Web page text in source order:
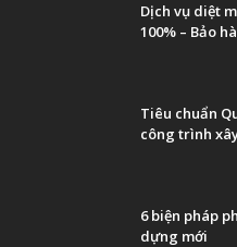
Dịch vụ diệt
100% – Bảo
Tiêu chuẩn
công trình
6 biện pháp
dựng mới